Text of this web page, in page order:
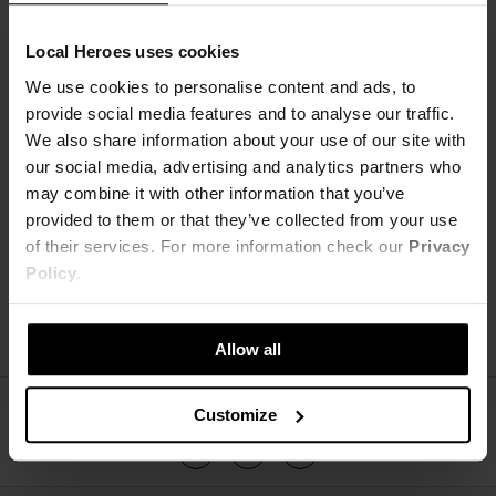
Local Heroes uses cookies
We use cookies to personalise content and ads, to
provide social media features and to analyse our traffic.
We also share information about your use of our site with
our social media, advertising and analytics partners who
may combine it with other information that you’ve
provided to them or that they’ve collected from your use
of their services. For more information check our Privacy
Policy.
Allow all
Customize
OEKO-TEX STANDARD 100
WRAZ Z 19 MAJA DO WIĘKSZOŚCI NASZYCH T-SHIRTÓW, BLUZ ORAZ
DRESÓW ZOSTAŁ PRZYZNANY CERTYFIKAT
OEKO-TEX.
OZNACZA TO, ŻE MATERIAŁY KTÓRE ZOSTAŁY UŻYTE PRZY PRODUKCJI
PRODUKTÓW OZNAKOWANYCH ZIELONYM LOGIEM LH NIE ZAWIERAJĄ
POTENCJALNIE SZKODLIWYCH CHEMICZNIE SUBSTANCJI.
STARAMY SIĘ UPEWNIĆ, ŻE WSZYSTKIE DOSTAWY DOCIERAJĄ DO NAS
W OPAKOWANIACH NADAJĄCYCH
SIĘ DO WIELOKROTNEGO LUB DO PONOWNEGO UŻYTKU
ŚLEDŹ NAS